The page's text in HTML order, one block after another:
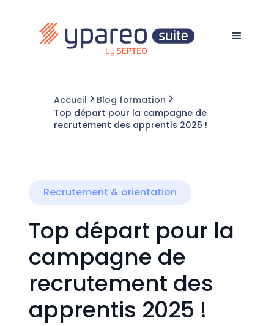
Accueil
Blog formation
Top départ pour la campagne de
recrutement des apprentis 2025 !
Recrutement & orientation
Top départ pour la
campagne de
recrutement des
apprentis 2025 !